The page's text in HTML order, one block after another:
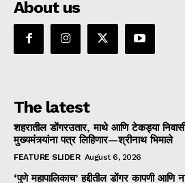
About us
The latest
शहरातील डोंगरउतार, माथे आणि टेकड्या
मुख्यमंत्र्यांना पत्र लिहिणार—श्रीनाथ भिमाले
FEATURE SLIDER August 6, 2026
‘पुणे महापालिकाच’ हद्दीतील डोंगर कापणी आणि